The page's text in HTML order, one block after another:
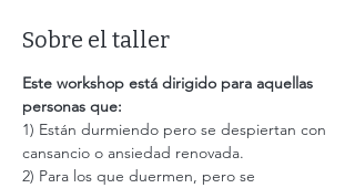
Sobre el taller
Este workshop está dirigido para aquellas
personas que:
1) Están durmiendo pero se despiertan con
cansancio o ansiedad renovada.
2) Para los que duermen, pero se